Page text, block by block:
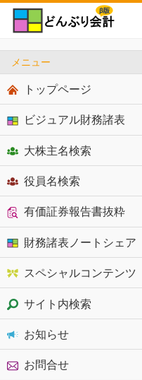
メニュー
トップページ
ビジュアル財務諸表
大株主名検索
役員名検索
有価証券報告書抜粋
財務諸表ノートシェア
スペシャルコンテンツ
サイト内検索
お知らせ
お問合せ